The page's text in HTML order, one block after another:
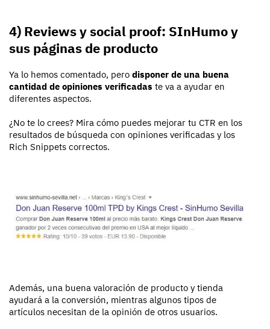
4) Reviews y social proof: SInHumo y
sus páginas de producto
Ya lo hemos comentado, pero disponer de una buena
cantidad de opiniones verificadas te va a ayudar en
diferentes aspectos.
¿No te lo crees? Mira cómo puedes mejorar tu CTR en los
resultados de búsqueda con opiniones verificadas y los
Rich Snippets correctos.
Además, una buena valoración de producto y tienda
ayudará a la conversión, mientras algunos tipos de
artículos necesitan de la opinión de otros usuarios.